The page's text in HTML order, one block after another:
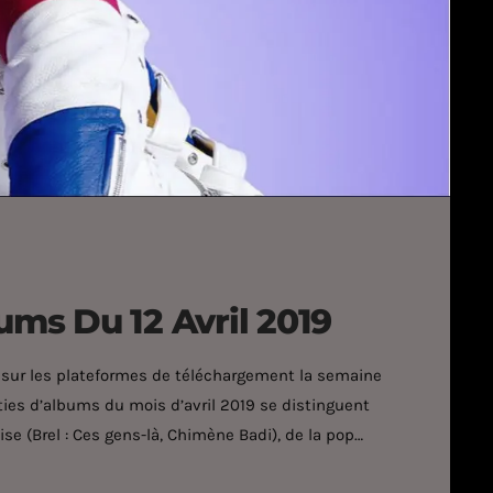
Du 12 Avril 2019
les plateformes de téléchargement la semaine
d’albums du mois d’avril 2019 se distinguent
(Brel : Ces gens-là, Chimène Badi), de la pop
de la musique électronique (The Chemical